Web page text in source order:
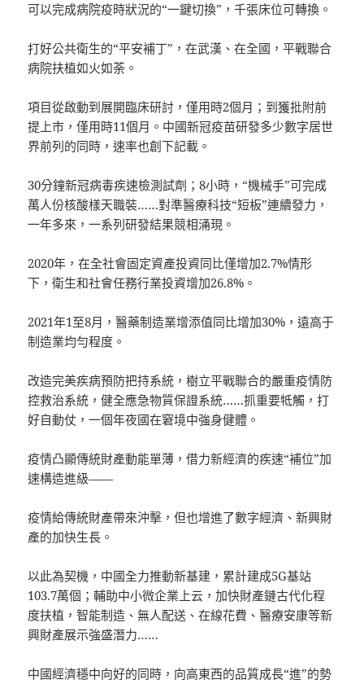
可以完成病院疫時狀況的“一鍵切換”，千張床位可轉換。
打好公共衛生的“平安補丁”，在武漢、在全國，平戰聯合
病院扶植如火如荼。
項目從啟動到展開臨床研討，僅用時2個月；到獲批附前
提上市，僅用時11個月。中國新冠疫苗研發多少數字居世
界前列的同時，速率也創下記載。
30分鐘新冠病毒疾速檢測試劑；8小時，“機械手”可完成
萬人份核酸樣天職裝……對準醫療科技“短板”連續發力，
一年多來，一系列研發結果競相涌現。
2020年，在全社會固定資產投資同比僅增加2.7%情形
下，衛生和社會任務行業投資增加26.8%。
2021年1至8月，醫藥制造業增添值同比增加30%，遠高于
制造業均勻程度。
改造完美疾病預防把持系統，樹立平戰聯合的嚴重疫情防
控救治系統，健全應急物質保證系統……抓重要牴觸，打
好自動仗，一個年夜國在窘境中強身健體。
疫情凸顯傳統財產動能單薄，借力新經濟的疾速“補位”加
速構造進級——
疫情給傳統財產帶來沖擊，但也增進了數字經濟、新興財
產的加快生長。
以此為契機，中國全力推動新基建，累計建成5G基站
103.7萬個；輔助中小微企業上云，加快財產鏈古代化程
度扶植，智能制造、無人配送、在線花費、醫療安康等新
興財產展示強盛潛力……
中國經濟穩中向好的同時，向高東西的品質成長“進”的勢